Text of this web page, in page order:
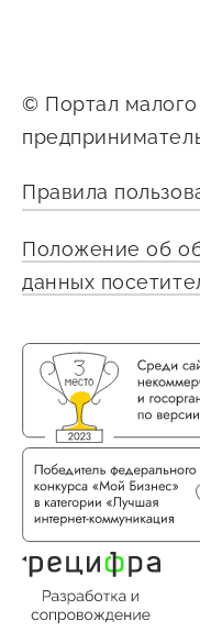
Иностранным
О фонде
Органы
Документы
Контакты
Вакансии
© Портал малого
Правила
Положение об
данных